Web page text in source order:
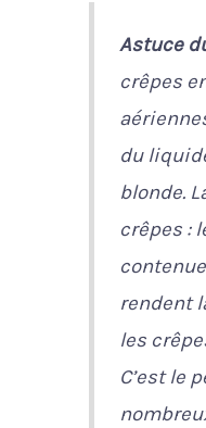
Astuce
crêpes
du
blonde.
crêpes :
rendent
les
C’est le